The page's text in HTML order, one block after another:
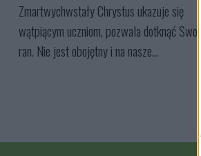
Zmartwychwstały Chrystus ukazuje się
wątpiącym uczniom, pozwala dotknąć Swoich
ran. Nie jest obojętny i na nasze...